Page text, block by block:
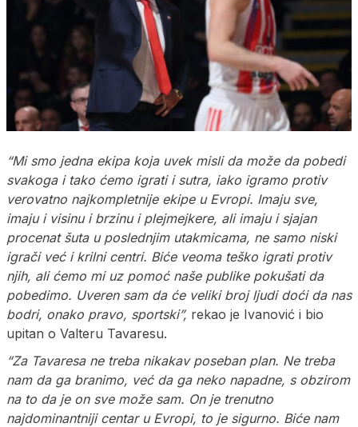
“Mi smo jedna ekipa koja uvek misli da može da pobedi
svakoga i tako ćemo igrati i sutra, iako igramo protiv
verovatno najkompletnije ekipe u Evropi. Imaju sve,
imaju i visinu i brzinu i plejmejkere, ali imaju i sjajan
procenat šuta u poslednjim utakmicama, ne samo niski
igrači već i krilni centri. Biće veoma teško igrati protiv
njih, ali ćemo mi uz pomoć naše publike pokušati da
pobedimo. Uveren sam da će veliki broj ljudi doći da nas
bodri, onako pravo, sportski”, rekao je Ivanović i bio
upitan o Valteru Tavaresu.
“Za Tavaresa ne treba nikakav poseban plan. Ne treba
nam da ga branimo, već da ga neko napadne, s obzirom
na to da je on sve može sam. On je trenutno
najdominantniji centar u Evropi, to je sigurno. Biće nam